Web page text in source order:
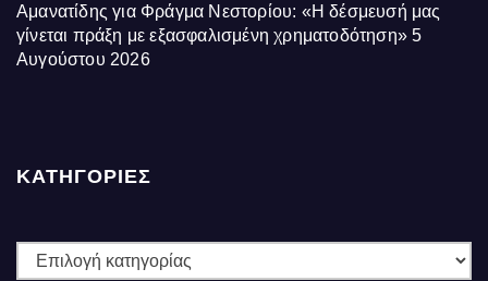
Αμανατίδης για Φράγμα Νεστορίου: «Η δέσμευσή μας
γίνεται πράξη με εξασφαλισμένη χρηματοδότηση» 5
Αυγούστου 2026
ΚΑΤΗΓΟΡΙΕΣ
ΚΑΤΗΓΟΡΙΕΣ